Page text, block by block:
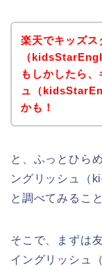
楽天でキッズス
（
もしかしたら
ュ（
かも！
と、ふっとひら
ングリッシュ（
と調べてみるこ
そこで、まずは
イングリッシュ